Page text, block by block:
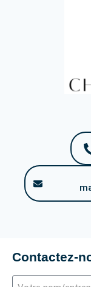
Contactez-